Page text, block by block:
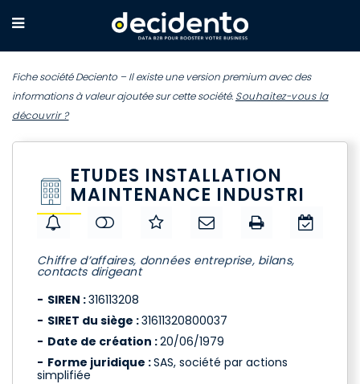
Fiche société Deciento – Il existe une version premium avec des
informations à valeur ajoutée sur cette société. Souhaitez-vous la
découvrir ?
ETUDES INSTALLATION
MAINTENANCE INDUSTRI
Chiffre d’affaires, données entreprise, bilans,
contacts dirigeant
SIREN :316113208
SIRET du siège :31611320800037
Date de création :20/06/1979
Forme juridique :SAS, société par actions
simplifiée